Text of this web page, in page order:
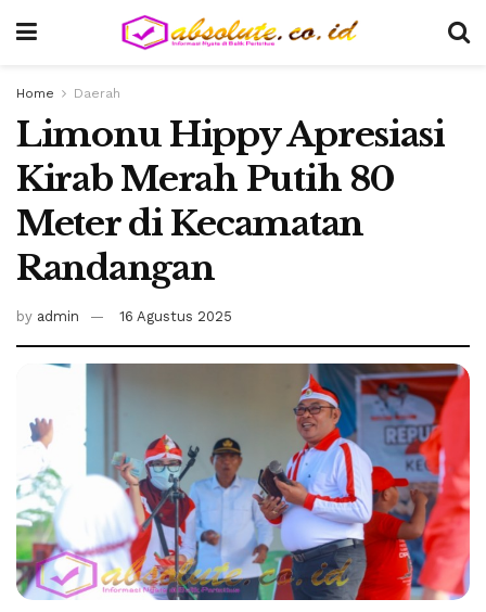
Home Daerah
Limonu Hippy Apresiasi
Kirab Merah Putih 80
Meter di Kecamatan
Randangan
by admin 16 Agustus 2025